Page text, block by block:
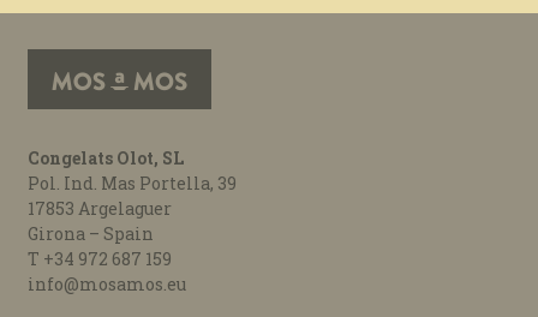
Congelats Olot, SL
Pol. Ind. Mas Portella, 39
17853 Argelaguer
Girona – Spain
T +34 972 687 159
info@mosamos.eu